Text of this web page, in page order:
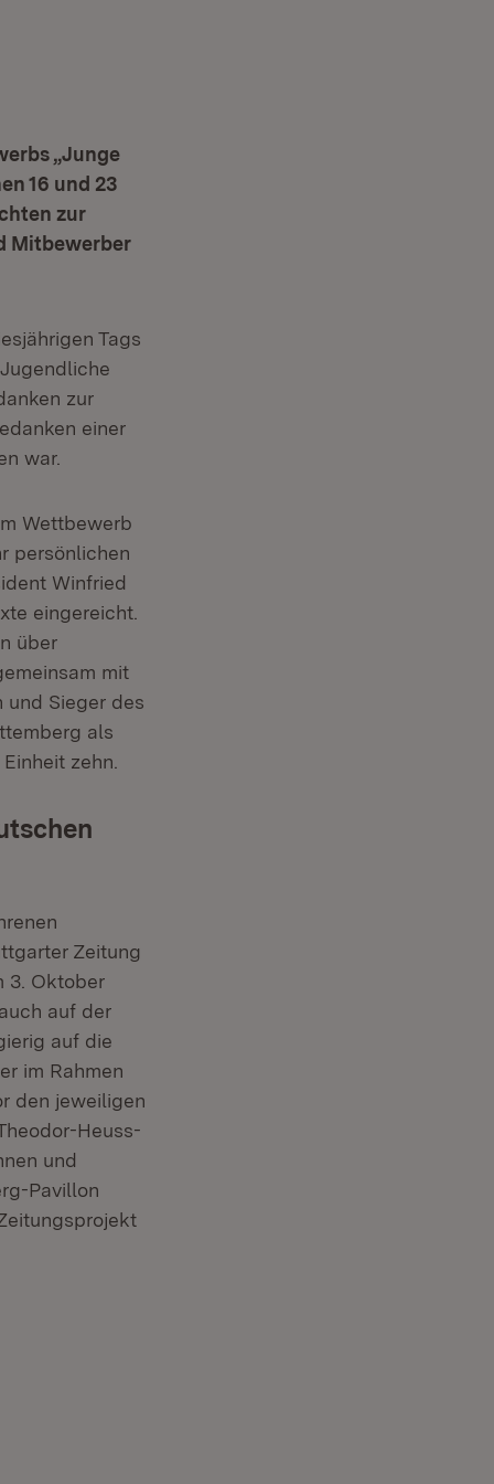
„Junge
16 und 23
zur
Mitbewerber
Tags
zur
einer
war.
Wettbewerb
persönlichen
Winfried
eingereicht.
über
mit
und Sieger des
als
zehn.
Zeitung
3. Oktober
auf der
auf die
im Rahmen
den jeweiligen
Heuss-
und
Pavillon